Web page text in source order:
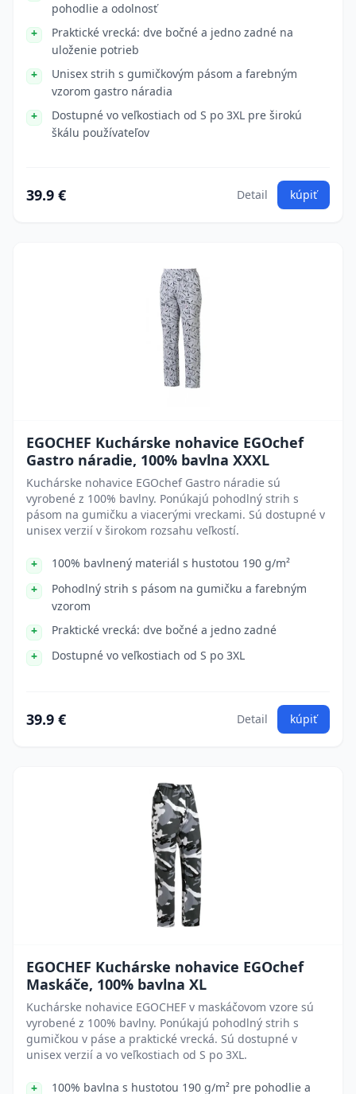
pohodlie a odolnosť
Praktické vrecká: dve bočné a jedno zadné na
uloženie potrieb
Unisex strih s gumičkovým pásom a farebným
vzorom gastro náradia
Dostupné vo veľkostiach od S po 3XL pre širokú
škálu používateľov
39.9 € Detail kúpiť
EGOCHEF Kuchárske nohavice EGOchef
Gastro náradie, 100% bavlna XXXL
Kuchárske nohavice EGOchef Gastro náradie sú
vyrobené z 100% bavlny. Ponúkajú pohodlný strih s
pásom na gumičku a viacerými vreckami. Sú dostupné v
unisex verzií v širokom rozsahu veľkostí.
100% bavlnený materiál s hustotou 190 g/m²
Pohodlný strih s pásom na gumičku a farebným
vzorom
Praktické vrecká: dve bočné a jedno zadné
Dostupné vo veľkostiach od S po 3XL
39.9 € Detail kúpiť
EGOCHEF Kuchárske nohavice EGOchef
Maskáče, 100% bavlna XL
Kuchárske nohavice EGOCHEF v maskáčovom vzore sú
vyrobené z 100% bavlny. Ponúkajú pohodlný strih s
gumičkou v páse a praktické vrecká. Sú dostupné v
unisex verzií a vo veľkostiach od S po 3XL.
100% bavlna s hustotou 190 g/m² pre pohodlie a